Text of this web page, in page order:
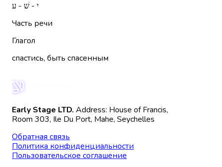
י - שׁ - ע
Часть речи
Глагол
спастись, быть спасенным
Early Stage LTD. Address: House of Francis,
Room 303, Ile Du Port, Mahe, Seychelles
Обратная связь
Политика конфиденциальности
Пользовательское соглашение